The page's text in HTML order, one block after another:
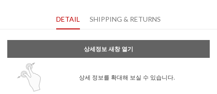
DETAIL SHIPPING & RETURNS
상세정보 새창 열기
상세 정보를 확대해 보실 수 있습니다.